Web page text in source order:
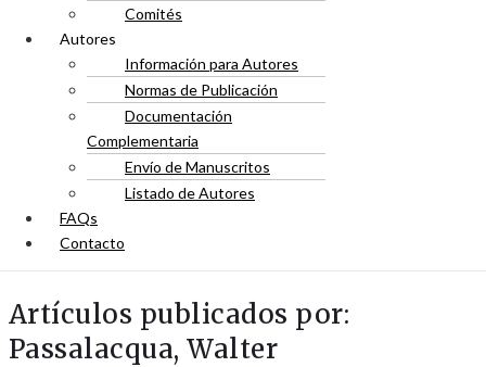
Comités
Autores
Información para Autores
Normas de Publicación
Documentación
Complementaria
Envío de Manuscritos
Listado de Autores
FAQs
Contacto
Artículos publicados por:
Passalacqua, Walter